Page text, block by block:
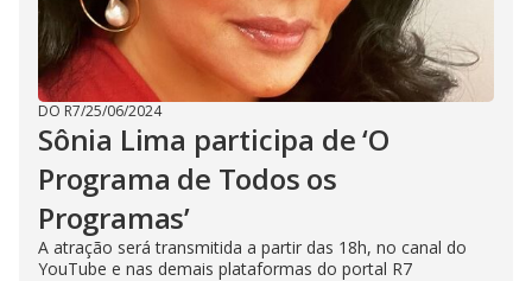
DO R7/25/06/2024
Sônia Lima participa de ‘O
Programa de Todos os
Programas’
A atração será transmitida a partir das 18h, no canal do
YouTube e nas demais plataformas do portal R7